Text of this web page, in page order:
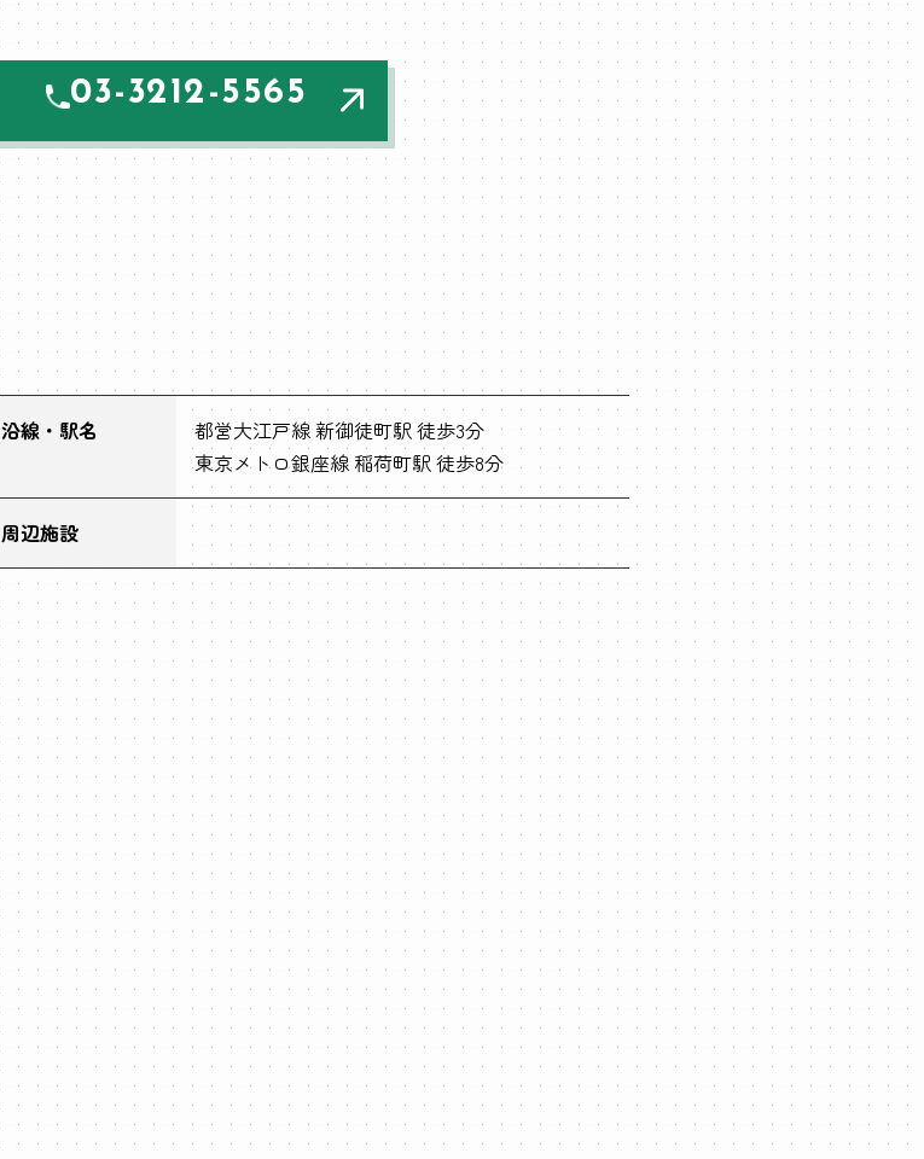
03-3212-5565
沿線・駅名
都営大江戸線 新御徒町駅 徒歩3分
東京メトロ銀座線 稲荷町駅 徒歩8分
周辺施設